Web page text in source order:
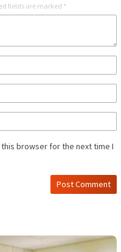
fields are marked *
browser for the next time I